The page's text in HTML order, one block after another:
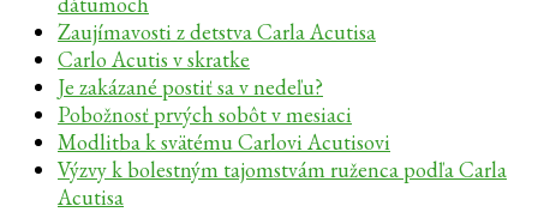
Zaujímavosti z detstva Carla Acutisa
Carlo Acutis v skratke
Je zakázané postiť sa v nedeľu?
Pobožnosť prvých sobôt v mesiaci
Modlitba k svätému Carlovi Acutisovi
Výzvy k bolestným tajomstvám ruženca podľa Carla
Acutisa